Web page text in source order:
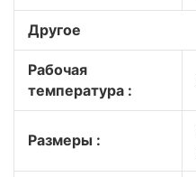
Другое
Рабочая
температура :
Размеры :